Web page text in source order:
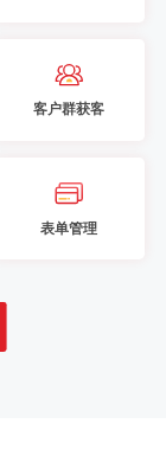
客户群获客
表单管理